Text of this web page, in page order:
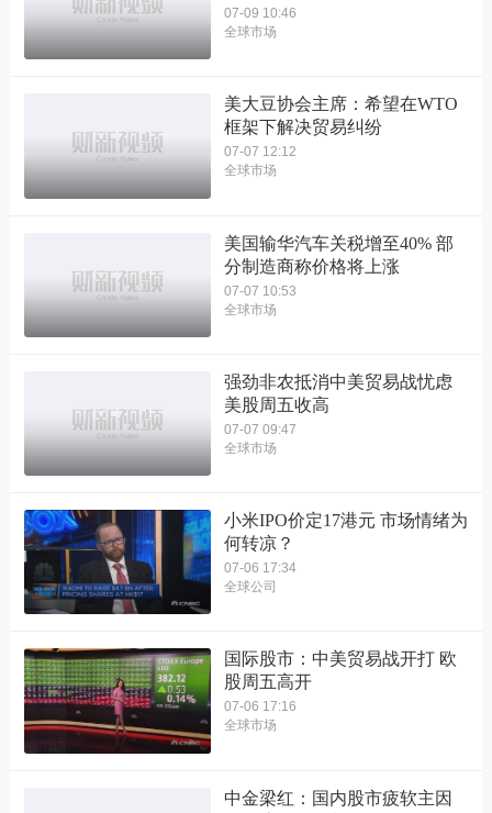
07-09 10:46
全球市场
美大豆协会主席：希望在WTO
框架下解决贸易纠纷
07-07 12:12
全球市场
美国输华汽车关税增至40% 部
分制造商称价格将上涨
07-07 10:53
全球市场
强劲非农抵消中美贸易战忧虑
美股周五收高
07-07 09:47
全球市场
小米IPO价定17港元 市场情绪为
何转凉？
07-06 17:34
全球公司
国际股市：中美贸易战开打 欧
股周五高开
07-06 17:16
全球市场
中金梁红：国内股市疲软主因